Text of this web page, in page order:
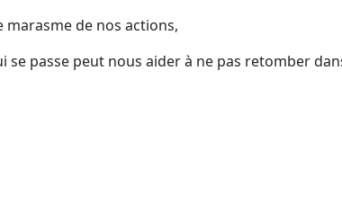
de nos actions,
se passe peut nous aider à ne pas retomber